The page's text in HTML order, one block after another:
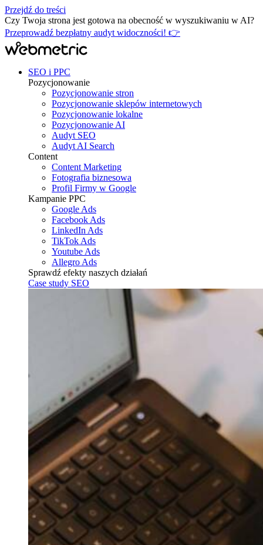
Przejdź do treści
Czy Twoja strona jest gotowa na obecność w wyszukiwaniu w AI?
Przeprowadź bezpłatny audyt widoczności! 👉
SEO i PPC
Pozycjonowanie
Pozycjonowanie stron
Pozycjonowanie sklepów internetowych
Pozycjonowanie lokalne
Pozycjonowanie AI
Audyt SEO
Audyt AI Search
Content
Content Marketing
Fotografia biznesowa
Profil Firmy w Google
Kampanie PPC
Google Ads
Facebook Ads
LinkedIn Ads
TikTok Ads
Youtube Ads
Allegro Ads
Sprawdź efekty naszych działań
Case study SEO